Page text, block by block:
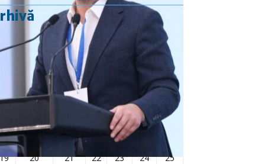
martie 2018
Ma Mi D
3
4
8 9 10
11
16
18
20 21 22 23 24
25